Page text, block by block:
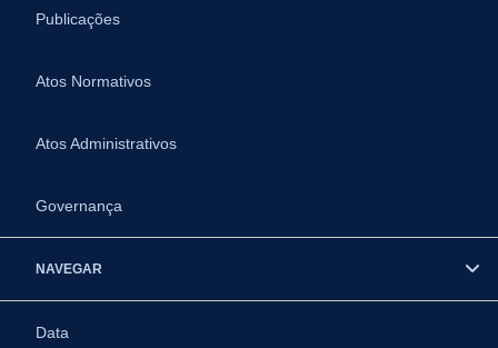
Publicações
Atos Normativos
Atos Administrativos
Governança
NAVEGAR
Data